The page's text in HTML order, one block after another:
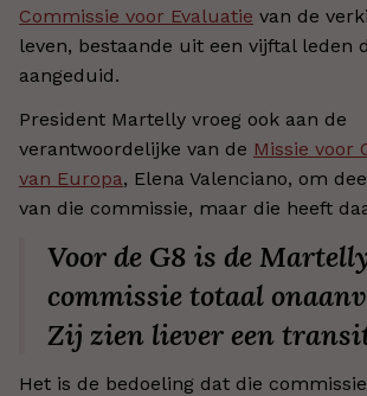
Commissie voor Evaluatie van de
leven, bestaande uit een vijftal leden
aangeduid.
President Martelly vroeg ook aan de
verantwoordelijke van de Missie voor
van Europa, Elena Valenciano, om
van die commissie, maar die heeft
Voor de G8 is de
commissie totaal
Zij zien liever een
Het is de bedoeling dat die